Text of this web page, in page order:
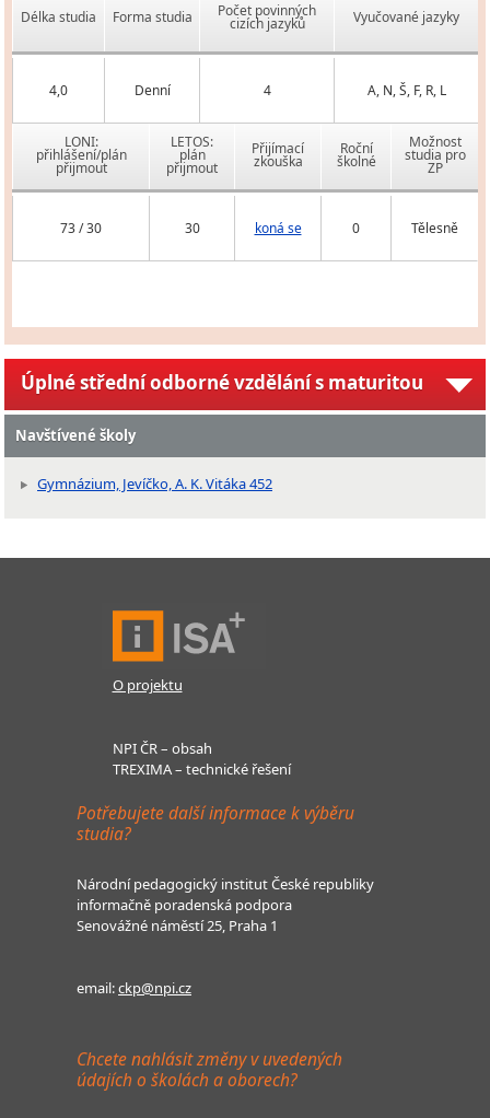
Délka studia Forma studia Počet povinných
cizích jazyků Vyučované jazyky
4,0 Denní 4 A, N, Š, F, R, L
LONI:
přihlášení/plán
přijmout
LETOS:
plán
přijmout
Přijímací
zkouška
Roční
školné
Možnost
studia pro
ZP
73 / 30 30 koná se 0 Tělesně
Úplné střední odborné vzdělání s maturitou
Navštívené školy
Gymnázium, Jevíčko, A. K. Vitáka 452
O projektu
NPI ČR – obsah
TREXIMA – technické řešení
Potřebujete další informace k výběru
studia?
Národní pedagogický institut České republiky
informačně poradenská podpora
Senovážné náměstí 25, Praha 1
email:ckp@npi.cz
Chcete nahlásit změny v uvedených
údajích o školách a oborech?